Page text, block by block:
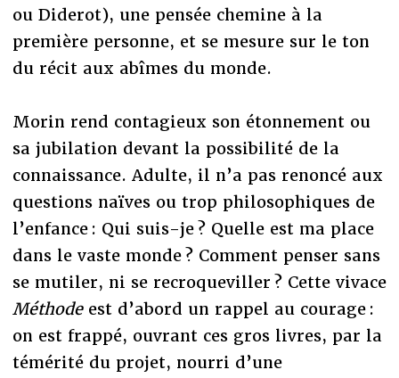
ou Diderot), une pensée chemine à la
première personne, et se mesure sur le ton
du récit aux abîmes du monde.
Morin rend contagieux son étonnement ou
sa jubilation devant la possibilité de la
connaissance. Adulte, il n’a pas renoncé aux
questions naïves ou trop philosophiques de
l’enfance : Qui suis-je ? Quelle est ma place
dans le vaste monde ? Comment penser sans
se mutiler, ni se recroqueviller ? Cette vivace
Méthode est d’abord un rappel au courage :
on est frappé, ouvrant ces gros livres, par la
témérité du projet, nourri d’une